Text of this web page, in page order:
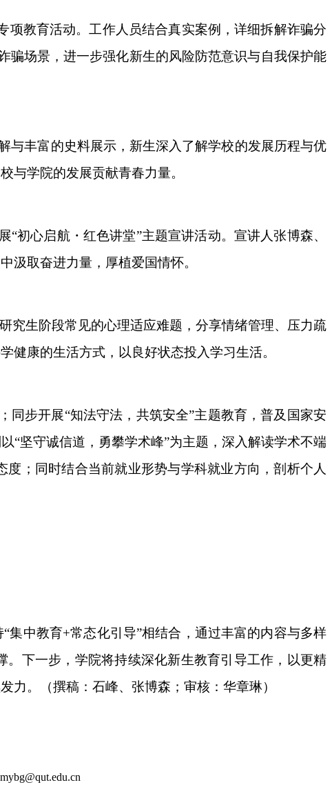
项教育活动。工作人员结合真实案例，详细拆解诈骗分
骗场景，进一步强化新生的风险防范意识与自我保护能
与丰富的史料展示，新生深入了解学校的发展历程与优
与学院的发展贡献青春力量。
初心启航・红色讲堂”主题宣讲活动。宣讲人张博森、
汲取奋进力量，厚植爱国情怀。
究生阶段常见的心理适应难题，分享情绪管理、压力疏
健康的生活方式，以良好状态投入学习生活。
同步开展“知法守法，共筑安全”主题教育，普及国家安
以“坚守诚信道，勇攀学术峰”为主题 ，深入解读学术不端
；同时结合当前就业形势与学科就业方向，剖析个人
“集中教育+常态化引导”相结合，通过丰富的内容与多样
下一步，学院将持续深化新生教育引导工作，以更精
力。
（撰稿：石峰、张博森；审核：华章琳）